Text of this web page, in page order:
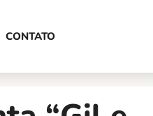
CONTATO